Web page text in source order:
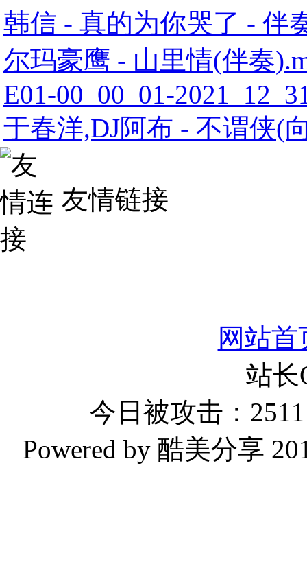
韩信 - 真的为你哭了 - 伴
尔玛豪鹰 - 山里情(伴奏
E01-00_00_01-
于春洋,DJ阿布 - 不谓侠(
友情链接
网站首
站
今日被攻击：
Powered by 酷美分享